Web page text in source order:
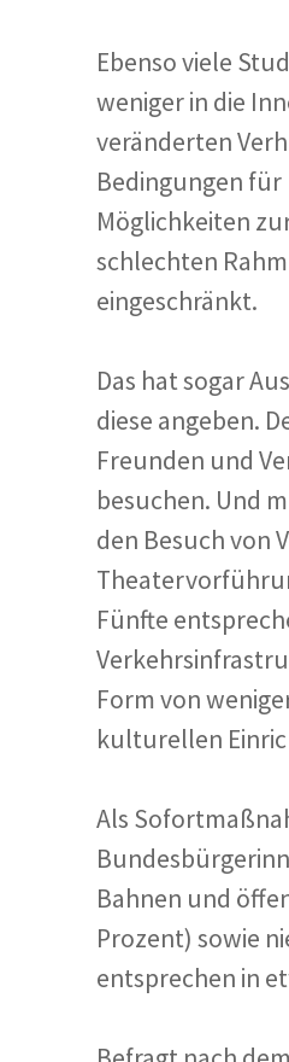
Ebenso viele
weniger in die
veränderten
Bedingungen
Möglichkeiten
schlechten
eingeschränkt.
Das hat sogar
diese angeben.
Freunden und
besuchen. Und
den Besuch von
Fünfte
Form von
kulturellen
Als
Bahnen und
Prozent) sowie
entsprechen in